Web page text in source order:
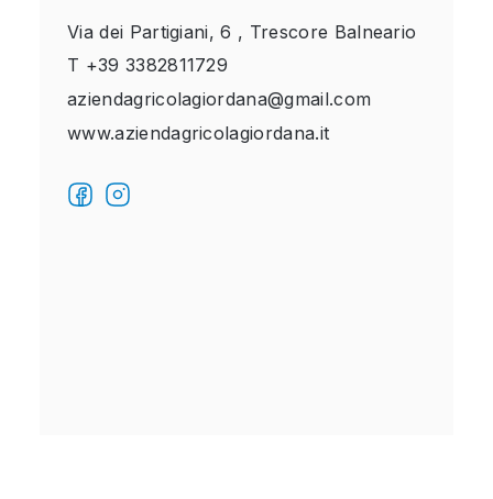
Via dei Partigiani, 6 , Trescore Balneario
T +39 3382811729
aziendagricolagiordana@gmail.com
www.aziendagricolagiordana.it